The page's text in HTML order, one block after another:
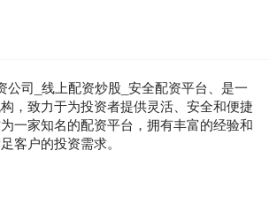
公司_线上配资炒股_安全配资平台、是一
，致力于为投资者提供灵活、安全和便捷
一家知名的配资平台，拥有丰富的经验和
客户的投资需求。